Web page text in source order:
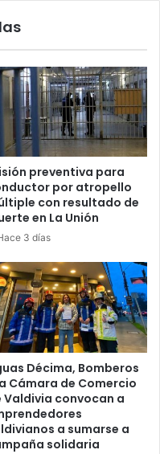
preventiva para
por atropello
con resultado de
en La Unión
3 días
Décima, Bomberos
Cámara de Comercio
Valdivia convocan a
a sumarse a
solidaria